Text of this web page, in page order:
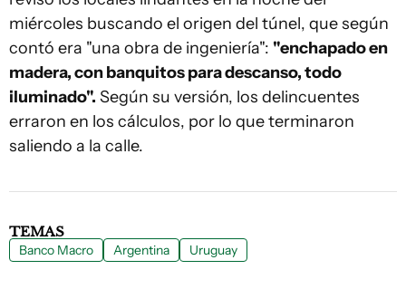
miércoles buscando el origen del túnel, que según
contó era "una obra de ingeniería": "enchapado en
madera, con banquitos para descanso, todo
iluminado". Según su versión, los delincuentes
erraron en los cálculos, por lo que terminaron
saliendo a la calle.
TEMAS
Banco Macro Argentina Uruguay